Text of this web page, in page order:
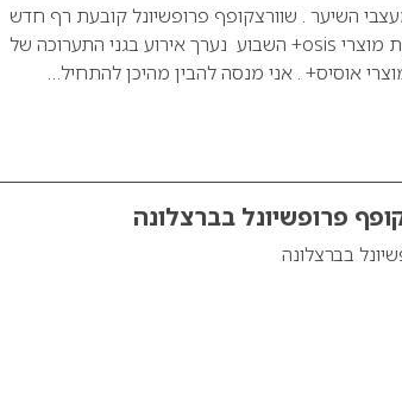
השיער . שוורצקופף פרופשיונל קובעת רף חדש
ושוברת שיא של כל הזמנים. אירוע השקת מוצרי osis+ השבוע נערך אירוע בגני התערוכה של
אוסיס+ . אני מנסה להבין מהיכן להתחיל…